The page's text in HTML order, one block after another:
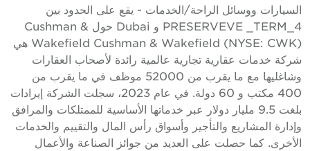
السيارات ووسائل الراحة/الخدمات - يقع على الحدود بين
PRESERVEVE _TERM_4 و Dubai حول Cushman &
Wakefield Cushman & Wakefield (NYSE: CWK) هي
شركة خدمات عقارية تجارية عالمية رائدة لأصحاب العقارات
وشاغليها مع ما يقرب من 52000 موظف في ما يقرب من
400 مكتب و 60 دولة. في عام 2023، سجلت الشركة إيرادات
بلغت 9.5 مليار دولار عبر خدماتها الأساسية للممتلكات والمرافق
وإدارة المشاريع والتأجير وأسواق رأس المال والتقييم والخدمات
الأخرى. كما حصلت على العديد من جوائز الصناعة والأعمال